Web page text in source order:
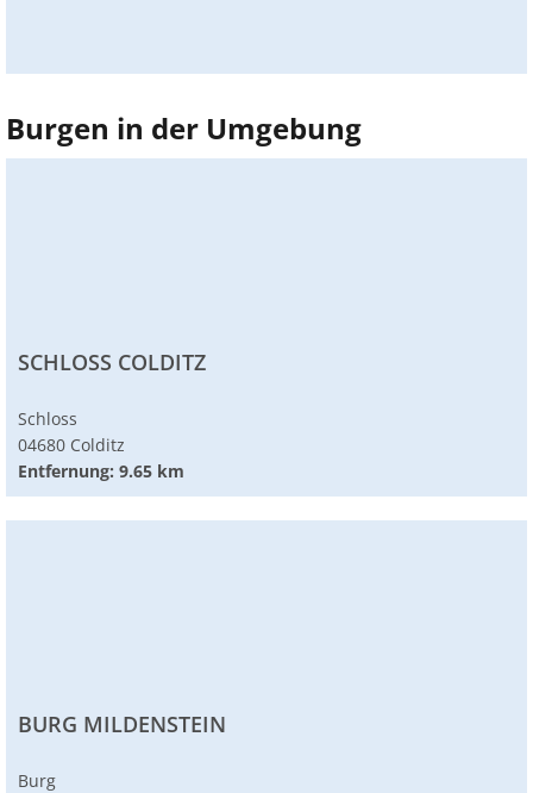
Burgen in der Umgebung
SCHLOSS COLDITZ
Schloss
04680 Colditz
Entfernung: 9.65 km
BURG MILDENSTEIN
Burg